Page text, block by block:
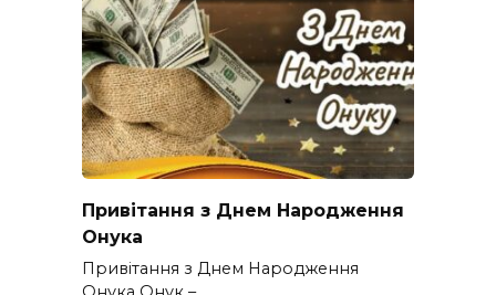
Привітання з Днем Народження
Онука
Привітання з Днем Народження